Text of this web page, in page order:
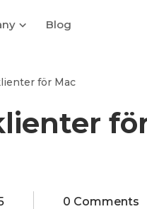
Blog
för Mac
0 Comments